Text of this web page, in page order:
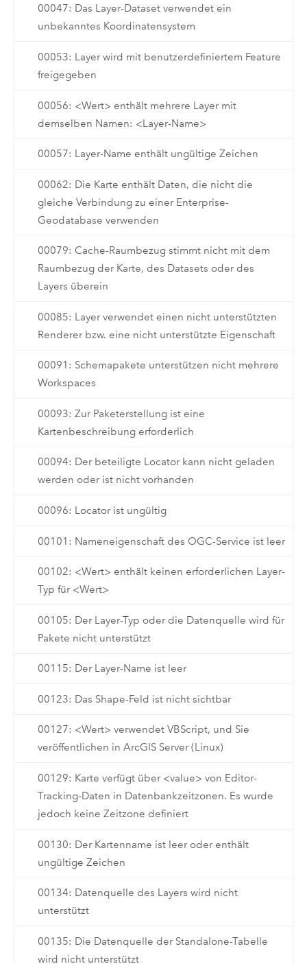
00047: Das Layer-Dataset verwendet ein
unbekanntes Koordinatensystem
00053: Layer wird mit benutzerdefiniertem Feature
freigegeben
00056: <Wert> enthält mehrere Layer mit
demselben Namen: <Layer-Name>
00057: Layer-Name enthält ungültige Zeichen
00062: Die Karte enthält Daten, die nicht die
gleiche Verbindung zu einer Enterprise-
Geodatabase verwenden
00079: Cache-Raumbezug stimmt nicht mit dem
Raumbezug der Karte, des Datasets oder des
Layers überein
00085: Layer verwendet einen nicht unterstützten
Renderer bzw. eine nicht unterstützte Eigenschaft
00091: Schemapakete unterstützen nicht mehrere
Workspaces
00093: Zur Paketerstellung ist eine
Kartenbeschreibung erforderlich
00094: Der beteiligte Locator kann nicht geladen
werden oder ist nicht vorhanden
00096: Locator ist ungültig
00101: Nameneigenschaft des OGC-Service ist leer
00102: <Wert> enthält keinen erforderlichen Layer-
Typ für <Wert>
00105: Der Layer-Typ oder die Datenquelle wird für
Pakete nicht unterstützt
00115: Der Layer-Name ist leer
00123: Das Shape-Feld ist nicht sichtbar
00127: <Wert> verwendet VBScript, und Sie
veröffentlichen in ArcGIS Server (Linux)
00129: Karte verfügt über <value> von Editor-
Tracking-Daten in Datenbankzeitzonen. Es wurde
jedoch keine Zeitzone definiert
00130: Der Kartenname ist leer oder enthält
ungültige Zeichen
00134: Datenquelle des Layers wird nicht
unterstützt
00135: Die Datenquelle der Standalone-Tabelle
wird nicht unterstützt